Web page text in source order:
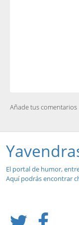
Añade tus comentarios
El portal de humor,
Aquí podrás encontrar